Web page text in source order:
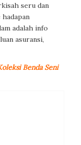
seru dan
adalah info
asuransi,
Benda Seni